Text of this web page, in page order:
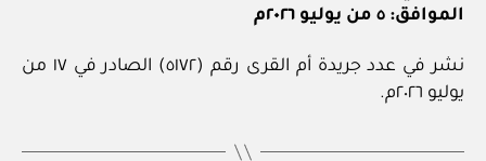
الموافق: ٥ من يوليو ٢٠٢٦م
نشر في عدد جريدة أم القرى رقم (٥١٧٢) الصادر في ١٧ من
يوليو ٢٠٢٦م.